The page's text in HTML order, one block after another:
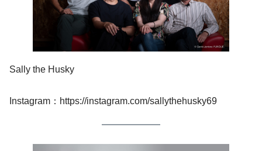
Sally the Husky
Instagram：https://instagram.com/sallythehusky69